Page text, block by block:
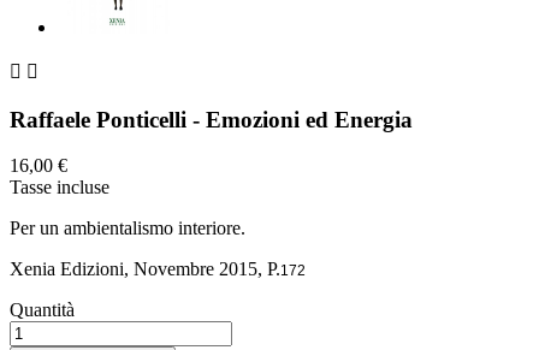
 
Raffaele Ponticelli - Emozioni ed Energia
16,00 €
Tasse incluse
Per un ambientalismo interiore.
Xenia Edizioni, Novembre 2015, P.172
Quantità